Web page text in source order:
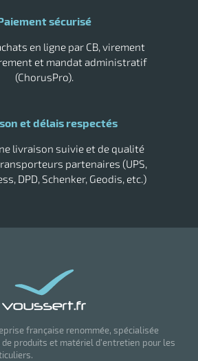
sécurisé
en ligne par CB, virement
et mandat administratif
(ChorusPro).
et délais respectés
livraison suivie et de qualité
partenaires (UPS,
DPD, Schenker, Geodis, etc.)
française renommée, spécialisée
produits et matériel d'entretien pour les